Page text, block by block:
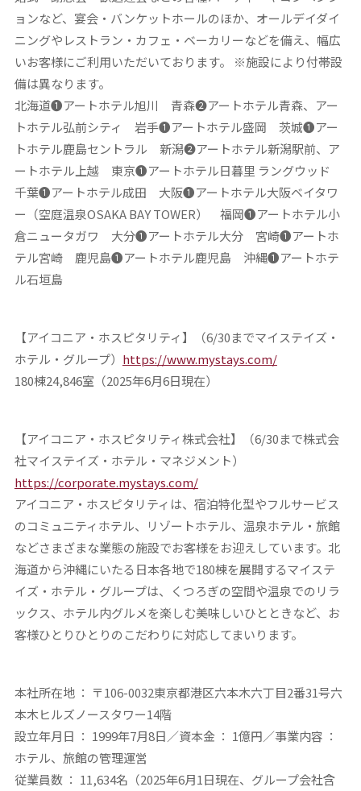
ョンなど、宴会・バンケットホールのほか、オールデイダイ
ニングやレストラン・カフェ・ベーカリーなどを備え、幅広
いお客様にご利用いただいております。 ※施設により付帯設
備は異なります。
北海道❶アートホテル旭川 青森❷アートホテル青森、アー
トホテル弘前シティ
岩手❶アートホテル盛岡 茨城❶アー
トホテル鹿島セントラル 新潟❷アートホテル新潟駅前、ア
ートホテル上越東京❶アートホテル日暮里 ラングウッド
千葉❶アートホテル成田 大阪❶アートホテル大阪ベイタワ
ー （空庭温泉OSAKA BAY TOWER） 福岡❶アートホテル小
倉ニュータガワ 大分❶アートホテル大分宮崎❶アートホ
テル宮崎鹿児島❶アートホテル鹿児島 沖縄❶アートホテ
ル石垣島
【アイコニア・ホスピタリティ】
（6/30までマイステイズ・
ホテル・グループ） https://www.mystays.com/
180棟24,846室（2025年6月6日現在）
【アイコニア・ホスピタリティ株式会社】
（6/30まで株式会
社マイステイズ・ホテル・マネジメント）
https://corporate.mystays.com/
アイコニア・ホスピタリティは、宿泊特化型やフルサービス
のコミュニティホテル、リゾートホテル、温泉ホテル・旅館
などさまざまな業態の施設でお客様をお迎えしています。北
海道から沖縄にいたる日本各地で180棟を展開するマイステ
イズ・ホテル・グループは、くつろぎの空間や温泉でのリラ
ックス、ホテル内グルメを楽しむ美味しいひとときなど、お
客様ひとりひとりのこだわりに対応してまいります。
本社所在地 ： 〒106-0032東京都港区六本木六丁目2番31号六
本木ヒルズノースタワー14階
設立年月日 ： 1999年7月8日／資本金 ： 1億円／事業内容 ：
ホテル、旅館の管理運営
従業員数 ： 11,634名（2025年6月1日現在、グループ会社含